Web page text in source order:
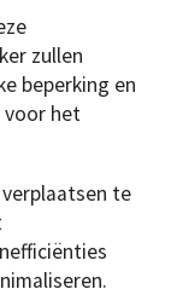
zullen
beperking en
voor het
te